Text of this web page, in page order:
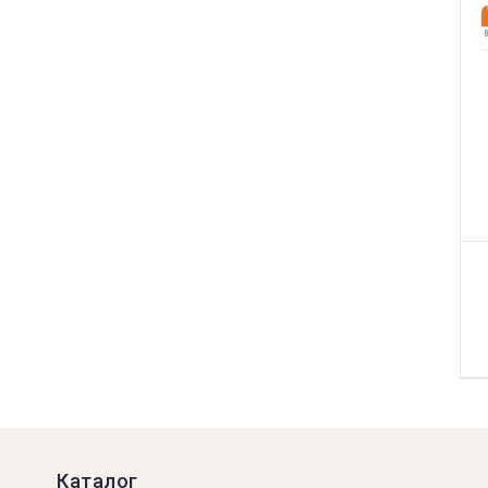
Каталог